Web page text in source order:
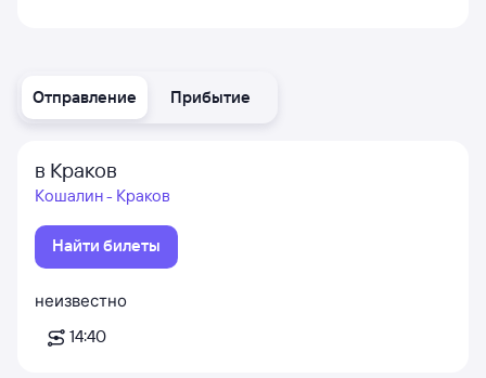
Отправление Прибытие
в Краков
Кошалин - Краков
Найти билеты
неизвестно
14:40